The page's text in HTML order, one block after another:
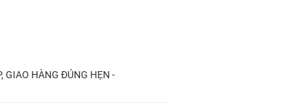
GIAO HÀNG ĐÚNG HẸN -